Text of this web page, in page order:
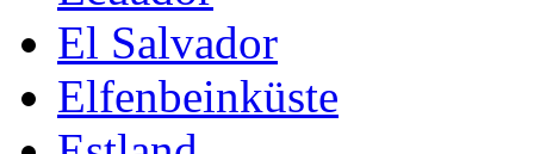
El Salvador
Elfenbeinküste